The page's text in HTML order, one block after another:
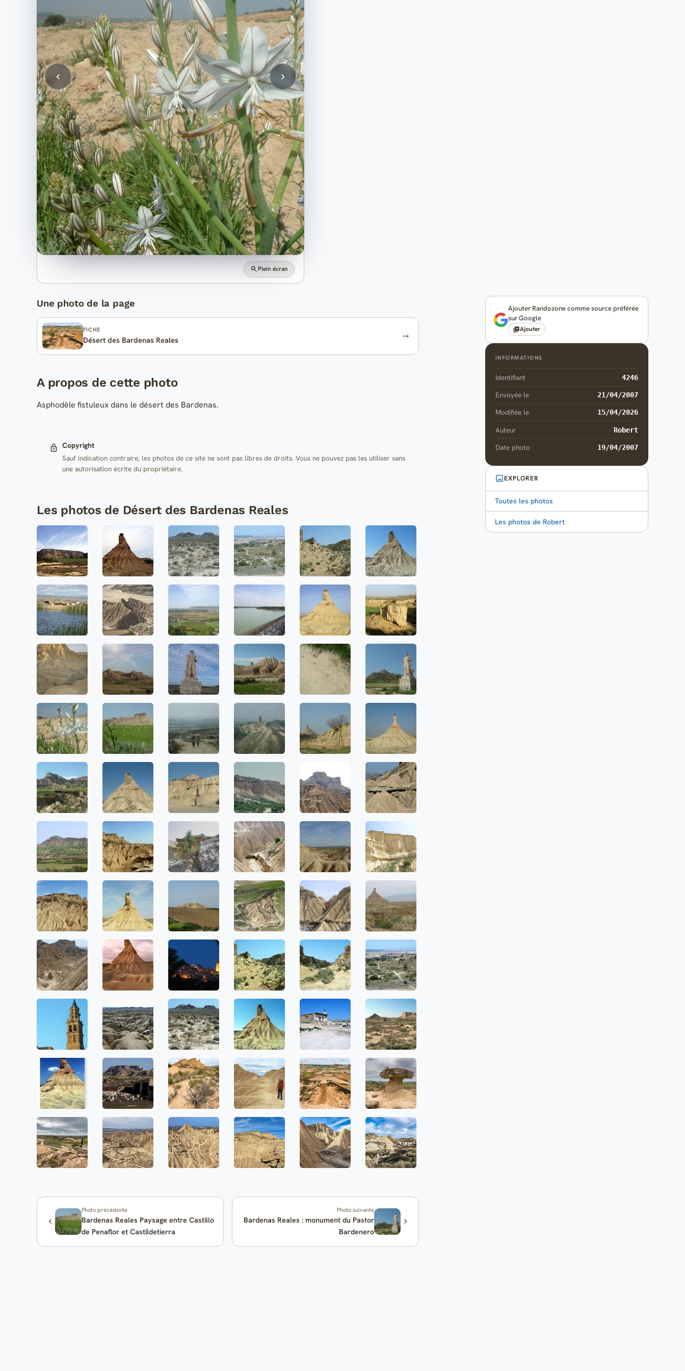
Plein écran
Une photo de la page
FICHE
Désert des Bardenas Reales
A propos de cette photo
Asphodèle fistuleux dans le désert des Bardenas.
Copyright
Sauf indication contraire, les photos de ce site ne sont pas libres de droits. Vous ne pouvez pas les utiliser sans
une autorisation écrite du propriétaire.
Les photos de Désert des Bardenas Reales
Photo précédente
Bardenas Reales Paysage entre Castillo
de Penaflor et Castildetierra
Photo suivante
Bardenas Reales : monument du Pastor
Bardenero
Ajouter Randozone comme source préférée
sur Google
Ajouter
INFORMATIONS
Identifiant 4246
Envoyée le 21/04/2007
Modifiée le 15/04/2026
Auteur Robert
Date photo 19/04/2007
EXPLORER
Toutes les photos
Les photos de Robert